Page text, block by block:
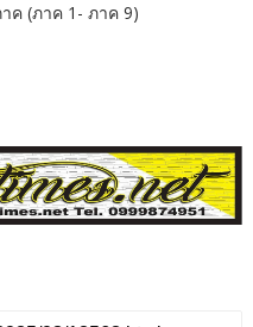
ค (ภาค 1- ภาค 9)